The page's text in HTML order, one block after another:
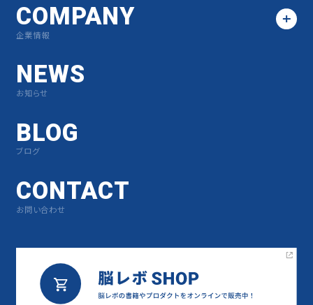
COMPANY
企業情報
NEWS
お知らせ
BLOG
ブログ
CONTACT
お問い合わせ